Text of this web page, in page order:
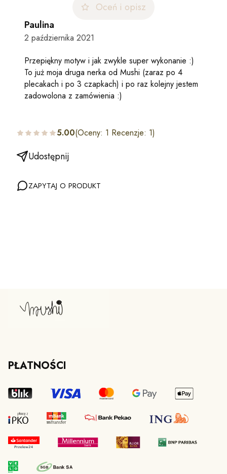
Oceń i opisz
Paulina
2 października 2021
Przepiękny motyw i jak zwykle super wykonanie :)
To już moja druga nerka od Mushi (zaraz po 4
plecakach i po 3 czapkach) i po raz kolejny jestem
zadowolona z zamówienia :)
5.00(Oceny: 1 Recenzje: 1)
Udostępnij
ZAPYTAJ O PRODUKT
PŁATNOŚCI